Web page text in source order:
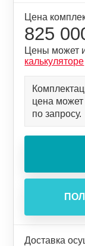
Цена
825
Цены может
калькуляторе
цена может
по запросу.
Доставка